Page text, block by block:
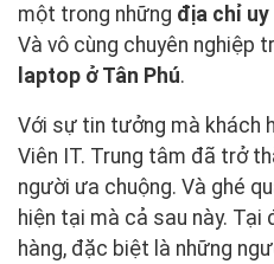
một trong những địa chỉ
Và vô cùng chuyên nghiệp
laptop ở Tân Phú.
Với sự tin tưởng mà khách
Viên IT. Trung tâm đã trở
người ưa chuộng. Và ghé
hiện tại mà cả sau này. Tại
hàng, đặc biệt là những